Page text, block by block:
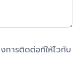
การติดต่อทีให้ไวกับ